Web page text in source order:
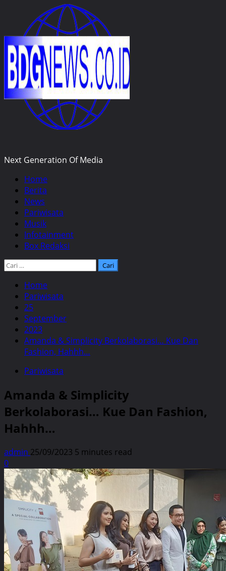
content
Next Generation Of Media
Primary
Menu
Home
Berita
News
Pariwisata
Musik
Infotainment
Box Redaksi
Cari
Home
Pariwisata
25
September
2023
Amanda & Simplicity Berkolaborasi… Kue Dan
Fashion, Hahhh…
Pariwisata
Amanda & Simplicity
Berkolaborasi… Kue Dan Fashion,
Hahhh…
admin 25/09/2023 5 minutes read
0